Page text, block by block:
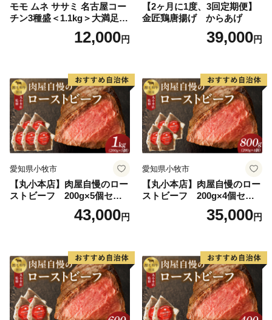
モモ ムネ ササミ 名古屋コー
チン3種盛＜1.1kg＞大満足セ
ット 地鶏 鶏肉12,000円
【2ヶ月に1度、3回定期便】
金匠鶏唐揚げ からあげ
39,000円
愛知県小牧市
【丸小本店】肉屋自慢のロー
ストビーフ 200g×5個セッ
43,000円
愛知県小牧市
【丸小本店】肉屋自慢のロー
ストビーフ 200g×4個セッ
35,000円